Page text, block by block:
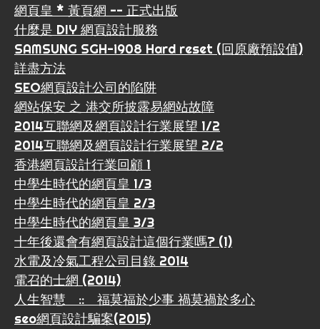
網頁皇 * 黃頁網 -- 正式出版
什麼是 DIY 網頁設計服務
SAMSUNG SGH-i908 Hard reset (回原廠預設值)
詳盡方法
SEO網頁設計公司的陷阱
網站保安 之 港交所披露易網站故障
2014互聯網及網頁設計行業展望 1/2
2014互聯網及網頁設計行業展望 2/2
香港網頁設計行業回顧 1
中學生時代的網頁皇 1/3
中學生時代的網頁皇 2/3
中學生時代的網頁皇 3/3
十年後還會有網頁設計這個行業嗎? (1)
水電及冷氣工程公司目錄 2014
電召的士網 (2014)
人生智慧 :: 福莫福於少事 禍莫禍於多心
seo網頁設計騙案(2015)